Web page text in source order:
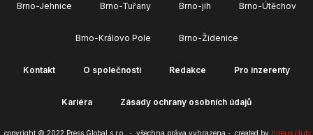
Brno-Jehnice Brno-Tuřany Brno-jih Brno-Útěchov
Brno-Královo Pole Brno-Židenice
Kontakt O společnosti Redakce Pro inzerenty
Kariéra Zásady ochrany osobních údajů
copyright © 2022 Press Global s.r.o. ・ všechna práva vyhrazena・ created by hireus.club